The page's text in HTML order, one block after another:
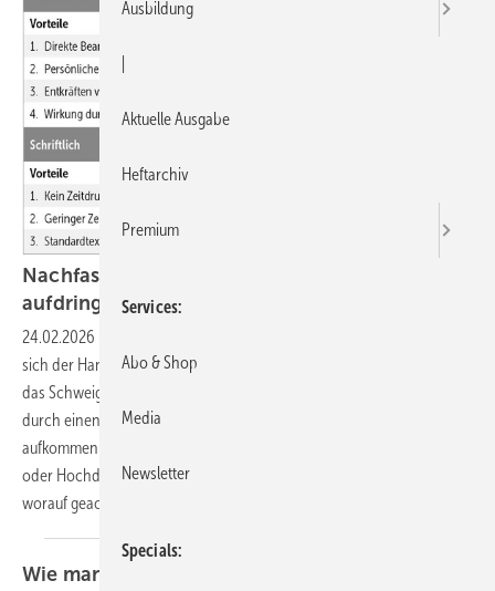
Nachfassen: So klappt‘s professionell statt
aufdringlich
24.02.2026
sich der Handwerker, ob er nachfassen oder abwarten soll. Bedeutet
das Schweigen des Kunden, dass er kein Interesse hat? Die Bedenken,
durch einen Anruf aufdringlich zu wirken, darf man gar nicht erst
aufkommen lassen. Angebote nachzufassen, hat nichts mit Bettelei
oder Hochdruckverkauf zu tun – Rolf Leicher bringt auf den Punkt,
worauf geachtet werden
Wie man mit Reklamationen besser
Ausbildung
Aktuelle Ausgabe
Heftarchiv
Premium
Services
Abo & Shop
Media
Newsletter
Specials